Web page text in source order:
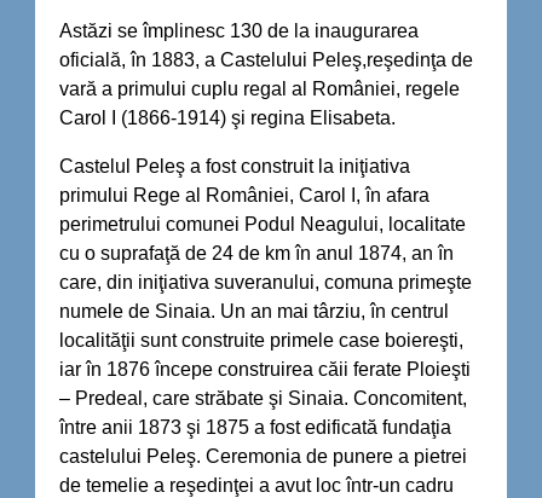
Astăzi se împlinesc 130 de la inaugurarea
oficială, în 1883, a Castelului Peleş,reşedinţa de
vară a primului cuplu regal al României, regele
Carol I (1866-1914) şi regina Elisabeta.
Castelul Peleş a fost construit la iniţiativa
primului Rege al României, Carol I, în afara
perimetrului comunei Podul Neagului, localitate
cu o suprafaţă de 24 de km în anul 1874, an în
care, din iniţiativa suveranului, comuna primeşte
numele de Sinaia. Un an mai târziu, în centrul
localităţii sunt construite primele case boiereşti,
iar în 1876 începe construirea căii ferate Ploieşti
– Predeal, care străbate şi Sinaia. Concomitent,
între anii 1873 şi 1875 a fost edificată fundaţia
castelului Peleş. Ceremonia de punere a pietrei
de temelie a reşedinţei a avut loc într-un cadru